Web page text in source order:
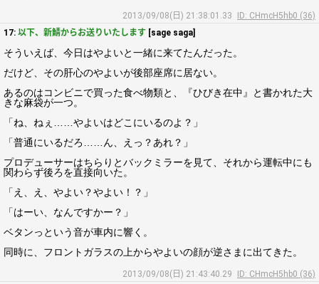
2013/09/08(日) 21:38:01.33
ID: CHmcH5hb0 (36)
17: 以下、新鯖からお送りいたします [sage saga]
そういえば、今日はやよいと一緒に来てたんだった。
だけど、その肝心のやよいが後部座席に居ない。
あるのはコンビニで買った食べ物類と、『ひびき在中』と書かれた大
きな麻袋が一つ。
「ね、ねぇ……やよいはどこにいるのよ？」
「普通にいるだろ……ん、えっ？あれ？」
プロデューサーはちらりとバックミラーを見て、それから運転中にも
関わらず後ろを直接向いた。
「え、え、やよい？やよい！？」
「はーい、なんですかー？」
ベタンっという音が車内に響く。
同時に、フロントガラスの上からやよいの顔が逆さまに出てきた。
2013/09/08(日) 21:43:40.29 ID: CHmcH5hb0 (36)